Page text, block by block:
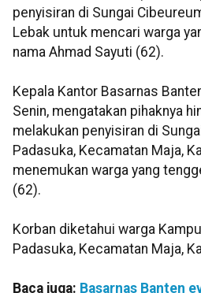
penyisiran di Sungai
Lebak untuk mencari warga
nama Ahmad Sayuti (62).
Kepala Kantor Basarnas
Senin, mengatakan pihaknya
melakukan penyisiran di
Padasuka, Kecamatan Maja,
menemukan warga yang
(62).
Korban diketahui warga
Padasuka, Kecamatan Maja,
Baca juga: Basarnas Banten